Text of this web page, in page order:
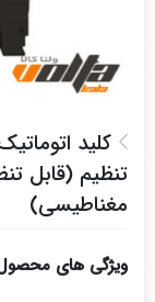
تنظیم (قابل
مغناطیسی)
ویژگی های